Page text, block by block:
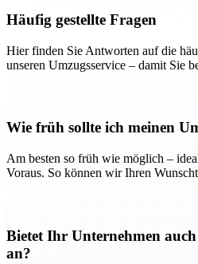
Häufig gestellte Fragen
Hier finden Sie Antworten auf die
unseren Umzugsservice – damit Sie
Wie früh sollte ich meinen
Am besten so früh wie möglich –
Voraus. So können wir Ihren
Bietet Ihr Unternehmen
an?